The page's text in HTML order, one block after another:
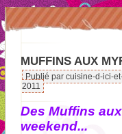
MUFFINS AUX
Publié par cuisine-d-ici-
2011
Des Muffins
weekend...